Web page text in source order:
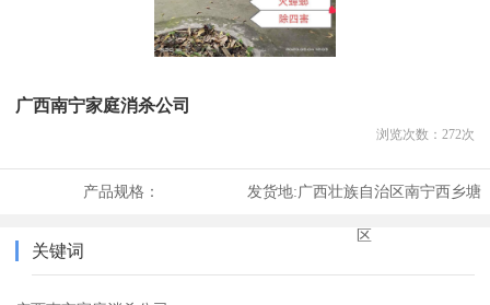
广西南宁家庭消杀公司
浏览次数： 272次
产品规格： 发货地:广西壮族自治区南宁西乡塘
区
关键词